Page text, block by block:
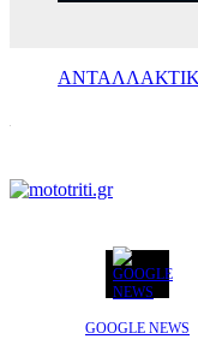
GOOGLE NEWS